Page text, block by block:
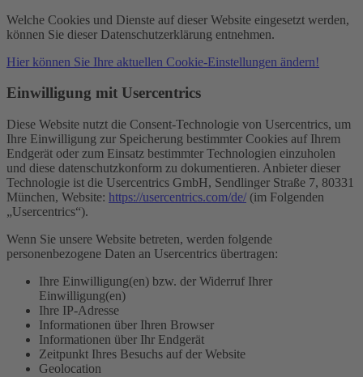
Welche Cookies und Dienste auf dieser Website eingesetzt werden,
können Sie dieser Datenschutzerklärung entnehmen.
Hier können Sie Ihre aktuellen Cookie-Einstellungen ändern!
Einwilligung mit Usercentrics
Diese Website nutzt die Consent-Technologie von Usercentrics, um
Ihre Einwilligung zur Speicherung bestimmter Cookies auf Ihrem
Endgerät oder zum Einsatz bestimmter Technologien einzuholen
und diese datenschutzkonform zu dokumentieren. Anbieter dieser
Technologie ist die Usercentrics GmbH, Sendlinger Straße 7, 80331
München, Website: https://usercentrics.com/de/ (im Folgenden
„Usercentrics“).
Wenn Sie unsere Website betreten, werden folgende
personenbezogene Daten an Usercentrics übertragen:
Ihre Einwilligung(en) bzw. der Widerruf Ihrer
Einwilligung(en)
Ihre IP-Adresse
Informationen über Ihren Browser
Informationen über Ihr Endgerät
Zeitpunkt Ihres Besuchs auf der Website
Geolocation